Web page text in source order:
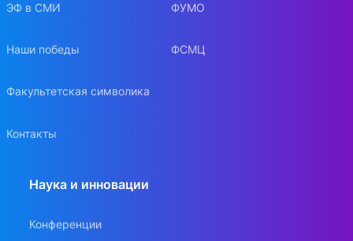
ЭФ в СМИ
Наши победы
Факультетская символика
Контакты
ФУМО
ФСМЦ
Наука и инновации
Конференции